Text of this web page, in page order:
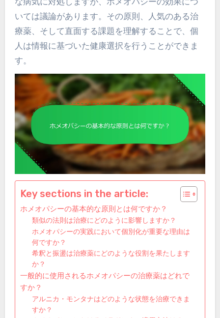
いては議論があります。その原則、人気のある治
療薬、そして直面する課題を理解することで、個
人は情報に基づいた健康選択を行うことができま
す。
Key sections in the article:
ホメオパシーの基本的な原則とは何ですか？
類似の法則は治療にどのように影響しますか？
ホメオパシーの実践において個別化が重要な理由は
何ですか？
希釈と振盪は治療薬にどのような役割を果たします
か？
一般的に使用されるホメオパシーの治療薬はどれで
すか？
アルニカ・モンタナはどのような状態を治療できま
すか？